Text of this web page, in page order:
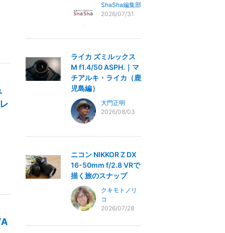
ShaSha編集部
2026/07/31
ライカ ズミルックス
M f1.4/50 ASPH.｜マ
チアルキ・ライカ（鹿
児島編）
大門正明
2026/08/03
ニコン NIKKOR Z DX
16-50mm f/2.8 VRで
描く旅のスナップ
クキモトノリ
コ
2026/07/28